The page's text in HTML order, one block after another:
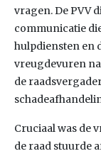
vragen. De PVV
communicatie
hulpdiensten en
vreugdevuren
de
Cruciaal was de
de raad stuurde